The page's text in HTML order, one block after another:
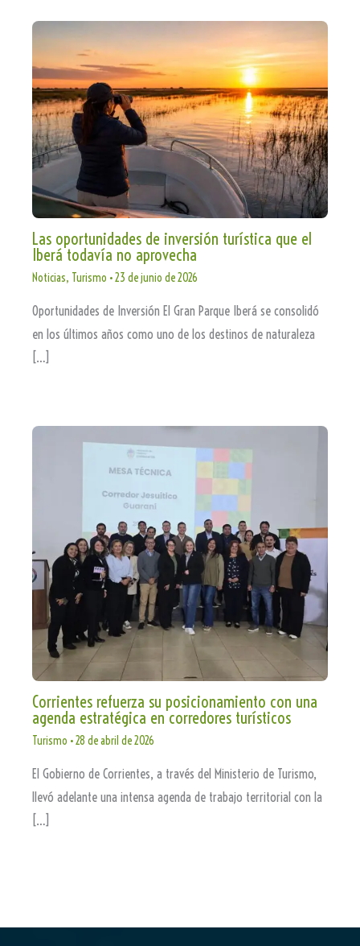
Las oportunidades de inversión turística que el
Iberá todavía no aprovecha
Noticias, Turismo •23 de junio de 2026
Oportunidades de Inversión El Gran Parque Iberá se consolidó
en los últimos años como uno de los destinos de naturaleza
[…]
Corrientes refuerza su posicionamiento con una
agenda estratégica en corredores turísticos
Turismo •28 de abril de 2026
El Gobierno de Corrientes, a través del Ministerio de Turismo,
llevó adelante una intensa agenda de trabajo territorial con la
[…]